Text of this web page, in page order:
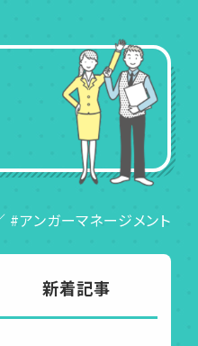
#アンガーマネージメント
新着記事